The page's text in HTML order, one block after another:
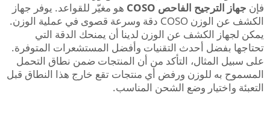
فإن جهاز الترجيح الفاحص COSO
هو مغيّر للقواعد. يوفر جهاز
الكشف عن الوزن COSO دقة وسرعة قصوى في عملية الوزن.
يمكن لجهاز الكشف عن الوزن لدينا أن يمنحك الدقة التي
تحتاجها بفضل أحدث التقنيات وأفضل المستشعرات المتوفرة.
على سبيل المثال، التأكد من أن المنتجات ضمن نطاق التحمل
المسموح به للوزن ورفض أي منتجات تقع خارج هذا النطاق قبل
التعبئة واختيار وضع الشحن المناسب.